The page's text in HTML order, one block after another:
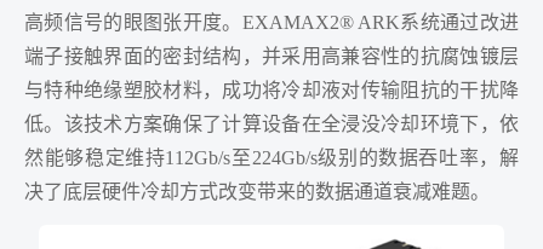
高频信号的眼图张开度。EXAMAX2® ARK系统通过改进
端子接触界面的密封结构，并采用高兼容性的抗腐蚀镀层
与特种绝缘塑胶材料，成功将冷却液对传输阻抗的干扰降
低。该技术方案确保了计算设备在全浸没冷却环境下，依
然能够稳定维持112Gb/s至224Gb/s级别的数据吞吐率，解
决了底层硬件冷却方式改变带来的数据通道衰减难题。